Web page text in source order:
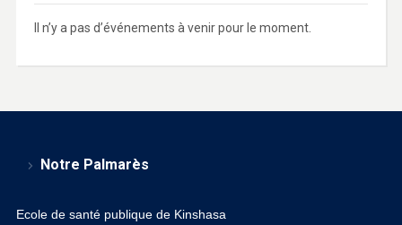
Il n’y a pas d’événements à venir pour le moment.
Notre Palmarès
Ecole de santé publique de Kinshasa